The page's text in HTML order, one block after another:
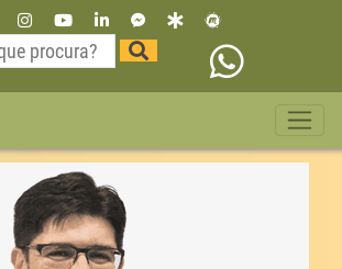
Neurologista São
11 35229515